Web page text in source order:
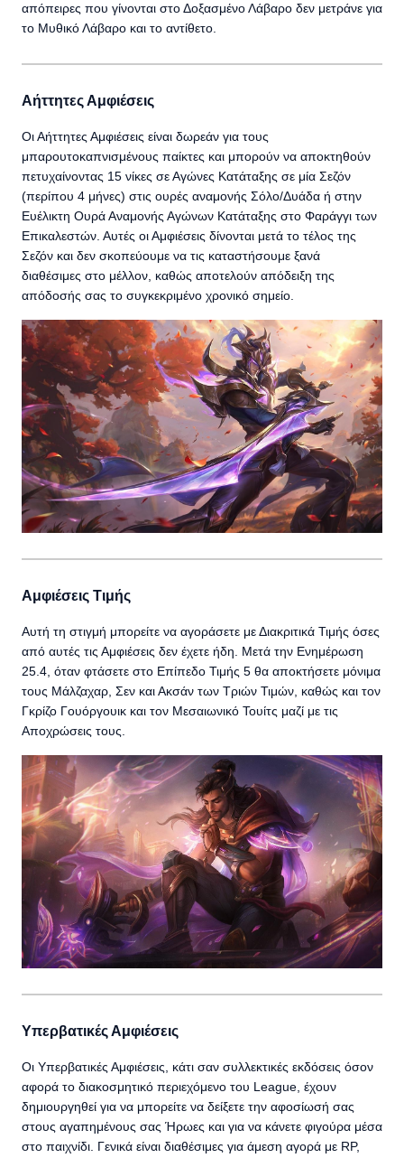
απόπειρες που γίνονται στο Δοξασμένο Λάβαρο δεν μετράνε για
το Μυθικό Λάβαρο και το αντίθετο.
Αήττητες Αμφιέσεις
Οι Αήττητες Αμφιέσεις είναι δωρεάν για τους
μπαρουτοκαπνισμένους παίκτες και μπορούν να αποκτηθούν
πετυχαίνοντας 15 νίκες σε Αγώνες Κατάταξης σε μία Σεζόν
(περίπου 4 μήνες) στις ουρές αναμονής Σόλο/Δυάδα ή στην
Ευέλικτη Ουρά Αναμονής Αγώνων Κατάταξης στο Φαράγγι των
Επικαλεστών. Αυτές οι Αμφιέσεις δίνονται μετά το τέλος της
Σεζόν και δεν σκοπεύουμε να τις καταστήσουμε ξανά
διαθέσιμες στο μέλλον, καθώς αποτελούν απόδειξη της
απόδοσής σας το συγκεκριμένο χρονικό σημείο.
Αμφιέσεις Τιμής
Αυτή τη στιγμή μπορείτε να αγοράσετε με Διακριτικά Τιμής όσες
από αυτές τις Αμφιέσεις δεν έχετε ήδη. Μετά την Ενημέρωση
25.4, όταν φτάσετε στο Επίπεδο Τιμής 5 θα αποκτήσετε μόνιμα
τους Μάλζαχαρ, Σεν και Ακσάν των Τριών Τιμών, καθώς και τον
Γκρίζο Γουόργουικ και τον Μεσαιωνικό Τουίτς μαζί με τις
Αποχρώσεις τους.
Υπερβατικές Αμφιέσεις
Οι Υπερβατικές Αμφιέσεις, κάτι σαν συλλεκτικές εκδόσεις όσον
αφορά το διακοσμητικό περιεχόμενο του League, έχουν
δημιουργηθεί για να μπορείτε να δείξετε την αφοσίωσή σας
στους αγαπημένους σας Ήρωες και για να κάνετε φιγούρα μέσα
στο παιχνίδι. Γενικά είναι διαθέσιμες για άμεση αγορά με RP,